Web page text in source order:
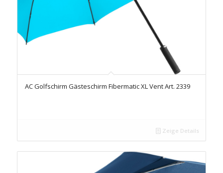
AC Golfschirm Gästeschirm Fibermatic XL Vent Art. 2339
Zeige Details